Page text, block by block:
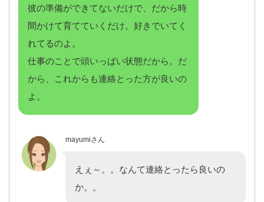
彼の準備ができてないだけで、だから時
間かけて育てていくだけ。好きでいてく
れてるのよ。
仕事のことで頭いっぱい状態だから。だ
から、これからも連絡とった方が良いの
よ。
mayumiさん
えぇ～。。なんて連絡とったら良いの
か。。